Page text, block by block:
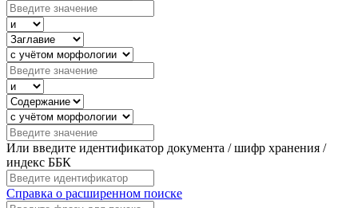
Или введите идентификатор документа / шифр хранения /
индекс ББК
Справка о расширенном поиске